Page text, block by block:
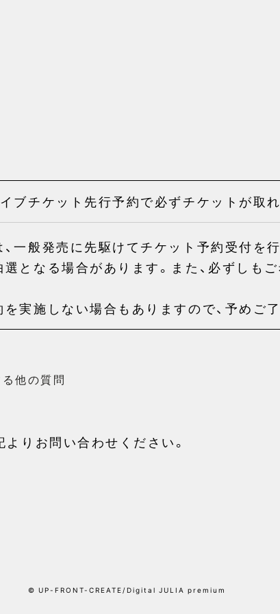
ブチケット先行予約で必ずチケットが取
一般発売に先駆けてチケット予約受付を行
となる場合があります。また、必ずしも
実施しない場合もありますので、予めご了
他の質問
りお問い合わせください。
© UP-FRONT-CREATE/Digital JULIA premium